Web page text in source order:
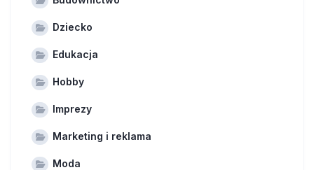
Dziecko
Edukacja
Hobby
Imprezy
Marketing i reklama
Moda